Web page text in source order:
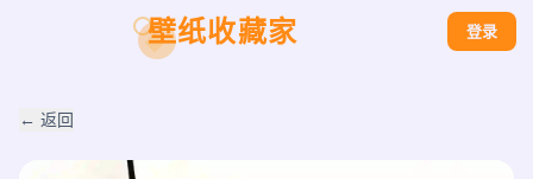
壁纸收藏家 登录
← 返回